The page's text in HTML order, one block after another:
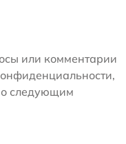
или комментарии
следующим